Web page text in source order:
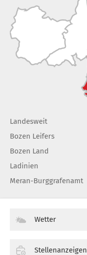
Landesweit
Bozen Leifers
Bozen Land
Ladinien
Meran-Burggrafenamt
Wetter
Stellenanzeigen